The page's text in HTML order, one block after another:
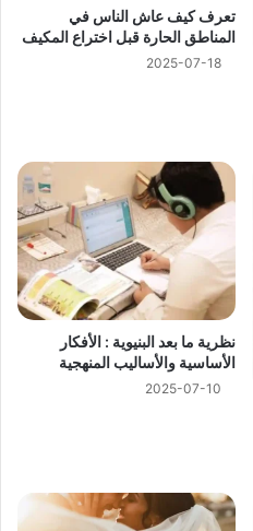
تعرف كيف عاش الناس في
المناطق الحارة قبل اختراع المكيف
2025-07-18
نظرية ما بعد البنيوية : الأفكار
الأساسية والأساليب المنهجية
2025-07-10